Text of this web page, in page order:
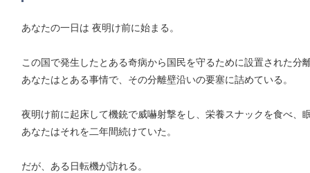
あなたの一日は 夜明け前に始まる。
この国で発生したとある奇病から国民を守るために設置された分
あなたはとある事情で、その分離壁沿いの要塞に詰めている。
夜明け前に起床して機銃で威嚇射撃をし、栄養スナックを食べ、
あなたはそれを二年間続けていた。
だが、ある日転機が訪れる。